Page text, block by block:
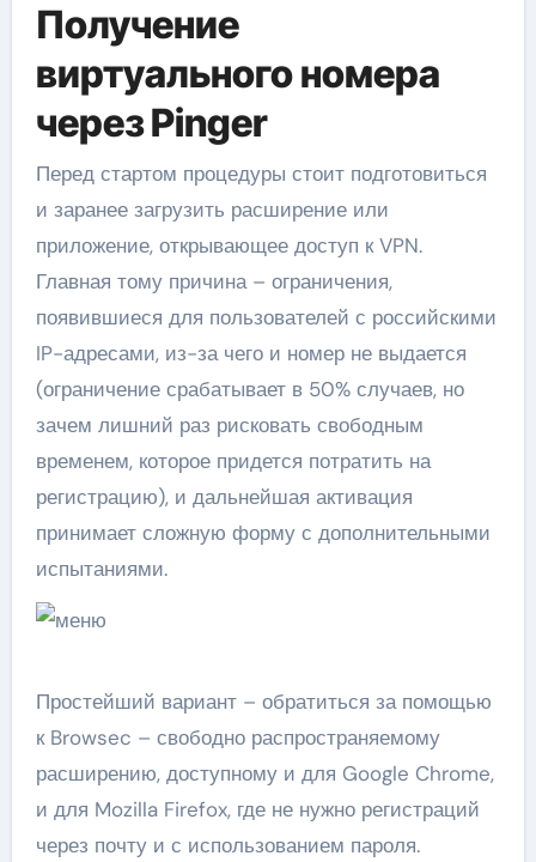
Получение
виртуального номера
через Pinger
Перед стартом процедуры стоит подготовиться
и заранее загрузить расширение или
приложение, открывающее доступ к VPN.
Главная тому причина – ограничения,
появившиеся для пользователей с российскими
IP-адресами, из-за чего и номер не выдается
(ограничение срабатывает в 50% случаев, но
зачем лишний раз рисковать свободным
временем, которое придется потратить на
регистрацию), и дальнейшая активация
принимает сложную форму с дополнительными
испытаниями.
Простейший вариант – обратиться за помощью
к Browsec – свободно распространяемому
расширению, доступному и для Google Chrome,
и для Mozilla Firefox, где не нужно регистраций
через почту и с использованием пароля.